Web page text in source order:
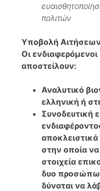
πολιτών
Υποβολή
Οι
αποστείλουν:
Αναλυτικό
ελληνική ή
Συνοδευτική
στην οποία
στοιχεία
δυο
δύναται να